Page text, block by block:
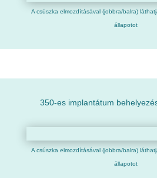
A csúszka elmozdításával (jobbra/balra)
állapotot
350-es implantátum
A csúszka elmozdításával (jobbra/balra)
állapotot